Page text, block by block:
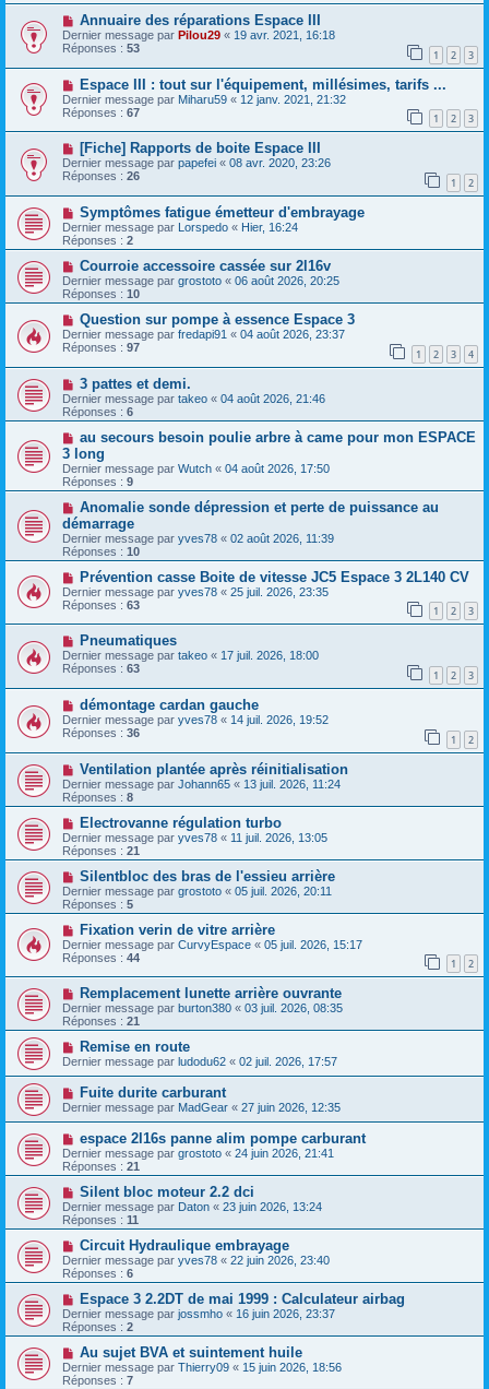
Annuaire des réparations Espace III
Dernier message par Pilou29 « 19 avr. 2021, 16:18
Réponses : 53 1 2 3
Espace III : tout sur l'équipement, millésimes, tarifs ...
Dernier message par Miharu59 « 12 janv. 2021, 21:32
Réponses : 67 1 2 3
[Fiche] Rapports de boite Espace III
Dernier message par papefei « 08 avr. 2020, 23:26
Réponses : 26 1 2
Symptômes fatigue émetteur d'embrayage
Dernier message par Lorspedo « Hier, 16:24
Réponses : 2
Courroie accessoire cassée sur 2l16v
Dernier message par grostoto « 06 août 2026, 20:25
Réponses : 10
Question sur pompe à essence Espace 3
Dernier message par fredapi91 « 04 août 2026, 23:37
Réponses : 97 1 2 3 4
3 pattes et demi.
Dernier message par takeo « 04 août 2026, 21:46
Réponses : 6
au secours besoin poulie arbre à came pour mon ESPACE
3 long
Dernier message par Wutch « 04 août 2026, 17:50
Réponses : 9
Anomalie sonde dépression et perte de puissance au
démarrage
Dernier message par yves78 « 02 août 2026, 11:39
Réponses : 10
Prévention casse Boite de vitesse JC5 Espace 3 2L140 CV
Dernier message par yves78 « 25 juil. 2026, 23:35
Réponses : 63 1 2 3
Pneumatiques
Dernier message par takeo « 17 juil. 2026, 18:00
Réponses : 63 1 2 3
démontage cardan gauche
Dernier message par yves78 « 14 juil. 2026, 19:52
Réponses : 36 1 2
Ventilation plantée après réinitialisation
Dernier message par Johann65 « 13 juil. 2026, 11:24
Réponses : 8
Electrovanne régulation turbo
Dernier message par yves78 « 11 juil. 2026, 13:05
Réponses : 21
Silentbloc des bras de l'essieu arrière
Dernier message par grostoto « 05 juil. 2026, 20:11
Réponses : 5
Fixation verin de vitre arrière
Dernier message par CurvyEspace « 05 juil. 2026, 15:17
Réponses : 44 1 2
Remplacement lunette arrière ouvrante
Dernier message par burton380 « 03 juil. 2026, 08:35
Réponses : 21
Remise en route
Dernier message par ludodu62 « 02 juil. 2026, 17:57
Fuite durite carburant
Dernier message par MadGear « 27 juin 2026, 12:35
espace 2l16s panne alim pompe carburant
Dernier message par grostoto « 24 juin 2026, 21:41
Réponses : 21
Silent bloc moteur 2.2 dci
Dernier message par Daton « 23 juin 2026, 13:24
Réponses : 11
Circuit Hydraulique embrayage
Dernier message par yves78 « 22 juin 2026, 23:40
Réponses : 6
Espace 3 2.2DT de mai 1999 : Calculateur airbag
Dernier message par jossmho « 16 juin 2026, 23:37
Réponses : 2
Au sujet BVA et suintement huile
Dernier message par Thierry09 « 15 juin 2026, 18:56
Réponses : 7